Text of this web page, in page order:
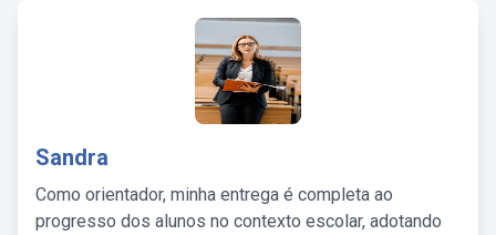
Sandra
Como orientador, minha entrega é completa ao
progresso dos alunos no contexto escolar, adotando